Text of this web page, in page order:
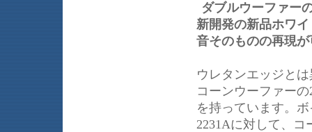
ダブルウーファー
新開発の新品ホワ
音そのものの再現
ウレタンエッジと
コーンウーファー
を持っています。
2231Aに対して、